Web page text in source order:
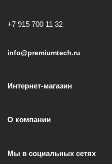
+7 915 700 11 32
info@premiumtech.ru
Интернет-магазин
О компании
Мы в социальных сетях